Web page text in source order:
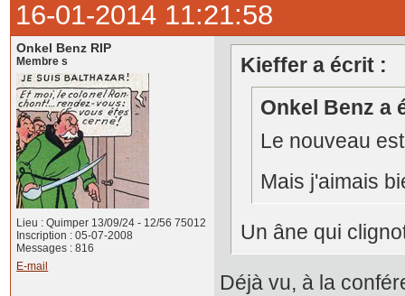
16-01-2014 11:21:58
Onkel Benz RIP
Membre s
Lieu : Quimper 13/09/24 - 12/56 75012
Inscription : 05-07-2008
Messages : 816
E-mail
Kieffer a écrit :
Onkel Benz a
Le nouveau
Mais j'aimais
Un âne qui
Déjà vu, à la